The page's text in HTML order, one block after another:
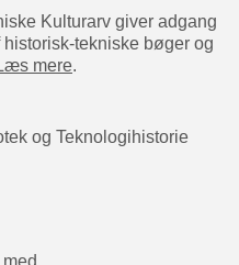
Kulturarv giver adgang
tekniske bøger og
mere.
og Teknologihistorie